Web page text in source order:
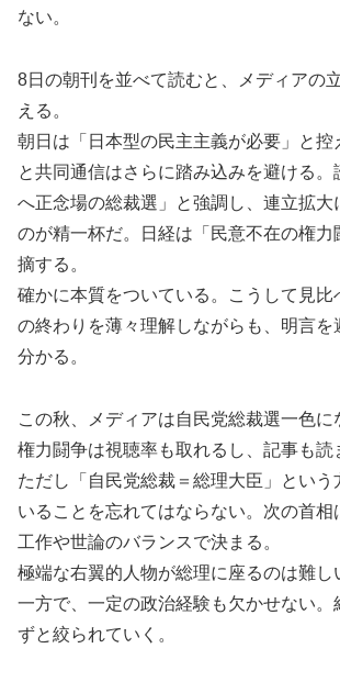
ない。
8日の朝刊を並べて読むと、メディアの
える。
朝日は「日本型の民主主義が必要」と控
と共同通信はさらに踏み込みを避ける。
へ正念場の総裁選」と強調し、連立拡大
のが精一杯だ。日経は「民意不在の権力
摘する。
確かに本質をついている。こうして見比
の終わりを薄々理解しながらも、明言を
分かる。
この秋、メディアは自民党総裁選一色に
権力闘争は視聴率も取れるし、記事も読
ただし「自民党総裁＝総理大臣」という
いることを忘れてはならない。次の首相
工作や世論のバランスで決まる。
極端な右翼的人物が総理に座るのは難し
一方で、一定の政治経験も欠かせない。
ずと絞られていく。